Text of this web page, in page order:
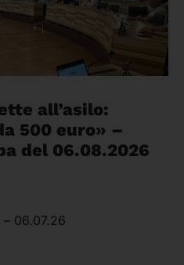
all’asilo:
500 euro» –
del 06.08.2026
06.07.26